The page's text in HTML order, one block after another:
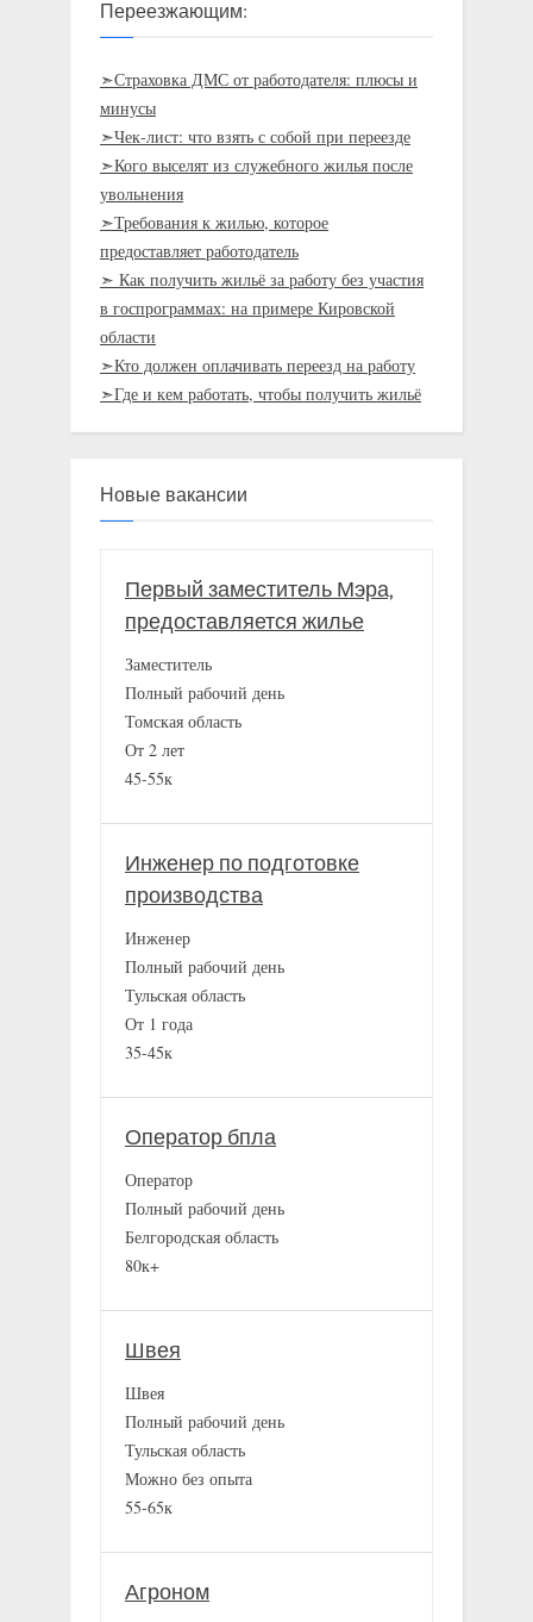
Переезжающим:
➣Страховка ДМС от работодателя: плюсы и
минусы
➣Чек-лист: что взять с собой при переезде
➣Кого выселят из служебного жилья после
увольнения
➣Требования к жилью, которое
предоставляет работодатель
➣ Как получить жильё за работу без участия
в госпрограммах: на примере Кировской
области
➣Кто должен оплачивать переезд на работу
➣Где и кем работать, чтобы получить жильё
Новые вакансии
Первый заместитель Мэра,
предоставляется жилье
Заместитель
Полный рабочий день
Томская область
От 2 лет
45-55к
Инженер по подготовке
производства
Инженер
Полный рабочий день
Тульская область
От 1 года
35-45к
Оператор бпла
Оператор
Полный рабочий день
Белгородская область
80к+
Швея
Швея
Полный рабочий день
Тульская область
Можно без опыта
55-65к
Агроном